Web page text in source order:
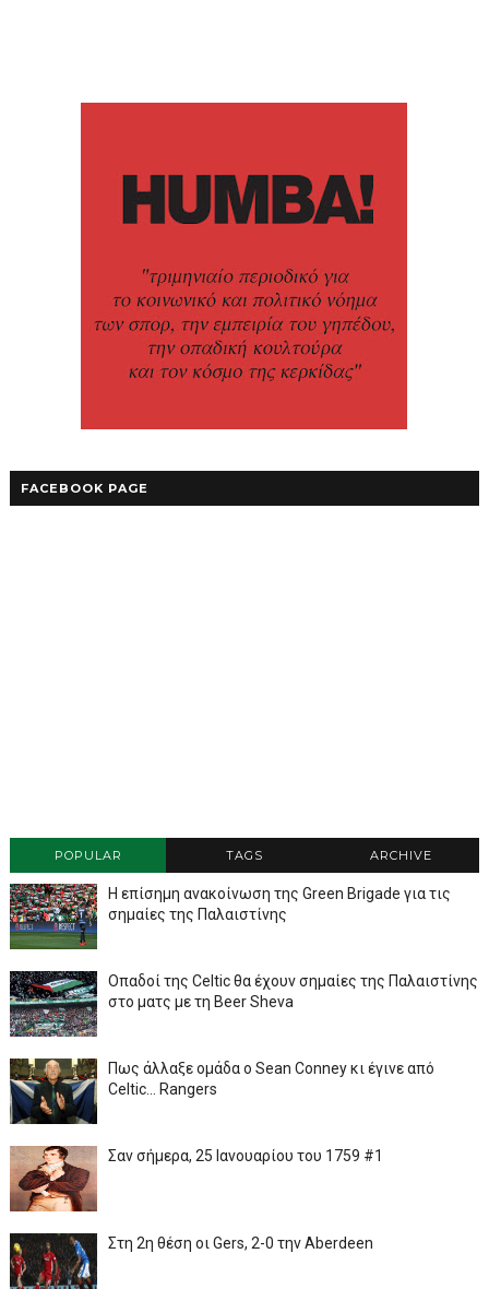
FACEBOOK PAGE
POPULAR TAGS ARCHIVE
Η επίσημη ανακοίνωση της Green Brigade για τις
σημαίες της Παλαιστίνης
Οπαδοί της Celtic θα έχουν σημαίες της Παλαιστίνης
στο ματς με τη Beer Sheva
Πως άλλαξε ομάδα ο Sean Conney κι έγινε από
Celtic... Rangers
Σαν σήμερα, 25 Ιανουαρίου του 1759 #1
Στη 2η θέση οι Gers, 2-0 την Aberdeen